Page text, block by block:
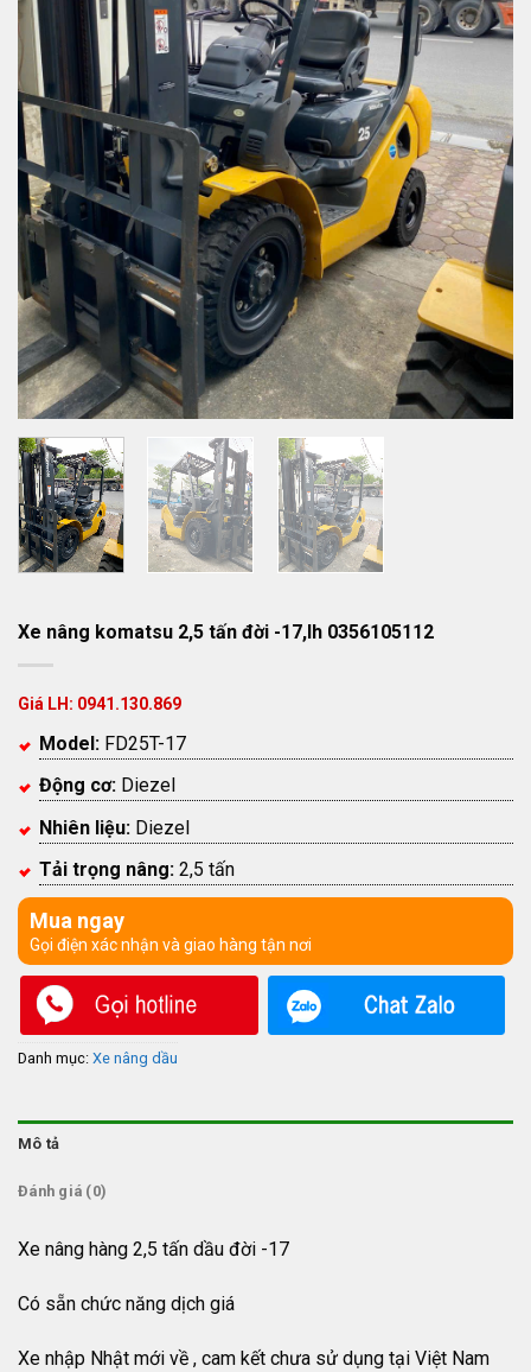
Xe nâng komatsu 2,5 tấn đời -17,lh 0356105112
Giá LH: 0941.130.869
Model: FD25T-17
Động cơ: Diezel
Nhiên liệu: Diezel
Tải trọng nâng: 2,5 tấn
Mua ngay
Gọi điện xác nhận và giao hàng tận nơi
Danh mục: Xe nâng dầu
Mô tả
Đánh giá (0)
Xe nâng hàng 2,5 tấn dầu đời -17
Có sẵn chức năng dịch giá
Xe nhập Nhật mới về , cam kết chưa sử dụng tại Việt Nam